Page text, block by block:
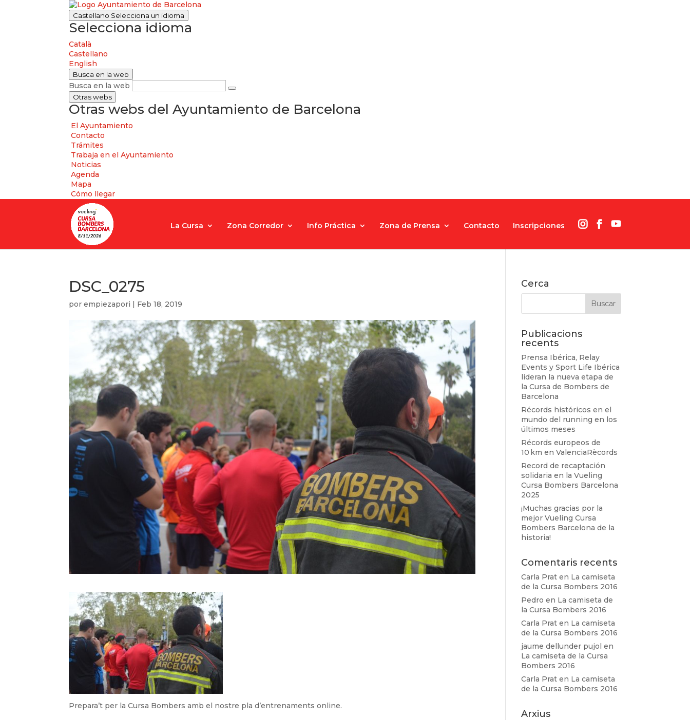
Castellano Selecciona un idioma
Selecciona idioma
Català
Castellano
English
Busca en la web
Busca en la web
Otras webs
Otras webs del Ayuntamiento de Barcelona
El Ayuntamiento
Contacto
Trámites
Trabaja en el Ayuntamiento
Noticias
Agenda
Mapa
Cómo llegar
La Cursa Zona Corredor Info Práctica Zona de Prensa Contacto Inscripciones
DSC_0275
porempiezapori | Feb 18, 2019
Prepara’t per la Cursa Bombers amb el nostre pla d’entrenaments online.
Cerca
Publicacions
recents
Prensa Ibérica, Relay
Events y Sport Life Ibérica
lideran la nueva etapa de
la Cursa de Bombers de
Barcelona
Récords históricos en el
mundo del running en los
últimos meses
Récords europeos de
10 km en ValenciaRècords
Record de recaptación
solidaria en la Vueling
Cursa Bombers Barcelona
2025
¡Muchas gracias por la
mejor Vueling Cursa
Bombers Barcelona de la
historia!
Comentaris recents
Carla Prat en La camiseta
de la Cursa Bombers 2016
Pedro en La camiseta de
la Cursa Bombers 2016
Carla Prat en La camiseta
de la Cursa Bombers 2016
jaume dellunder pujol en
La camiseta de la Cursa
Bombers 2016
Carla Prat en La camiseta
de la Cursa Bombers 2016
Arxius